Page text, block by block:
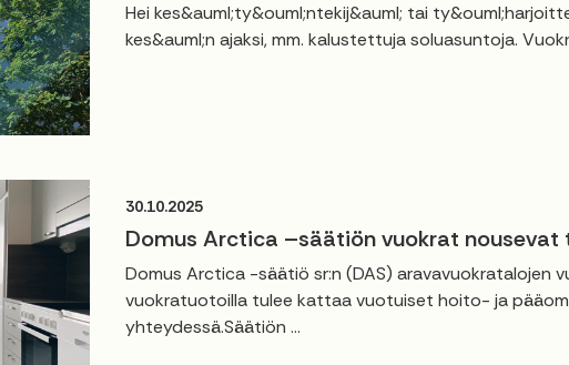
Hei kes&auml;ty&ouml;ntekij&auml; tai
kes&auml;n ajaksi, mm. kalustettuja soluasuntoja.
30.10.2025
Domus Arctica –säätiön vuokrat nousevat
Domus Arctica -säätiö sr:n (DAS)
vuokratuotoilla tulee kattaa vuotuiset hoito- ja
yhteydessä.Säätiön ...